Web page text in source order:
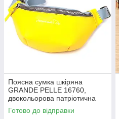
Поясна сумка шкіряна
GRANDE PELLE 16760,
двокольорова патріотична
жовто-блакитна Серце
Love&Life -online-multimarket-
Готово до відправки